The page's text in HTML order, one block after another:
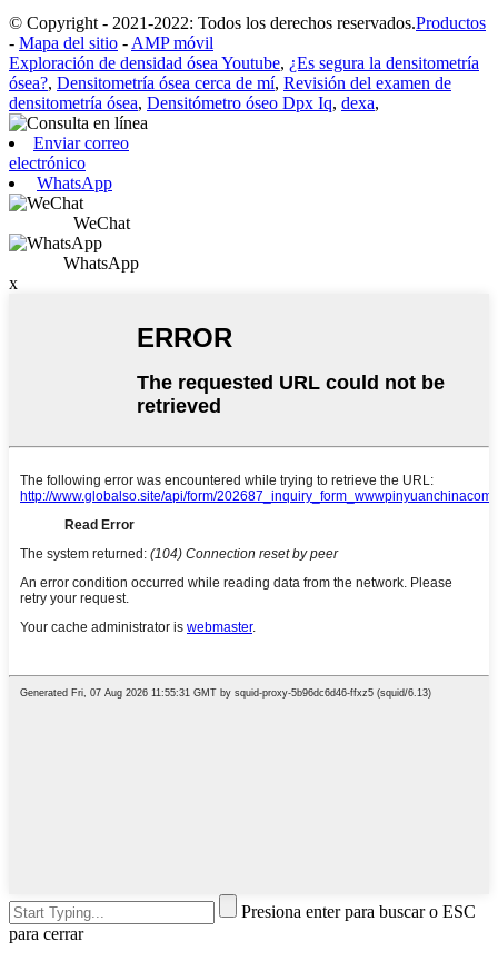
© Copyright - 2021-2022: Todos los derechos reservados.Productos
- Mapa del sitio - AMP móvil
Exploración de densidad ósea Youtube, ¿Es segura la densitometría
ósea?, Densitometría ósea cerca de mí, Revisión del examen de
densitometría ósea, Densitómetro óseo Dpx Iq, dexa,
Enviar correo
electrónico
WhatsApp
WeChat
WhatsApp
x
Presiona enter para buscar o ESC
para cerrar